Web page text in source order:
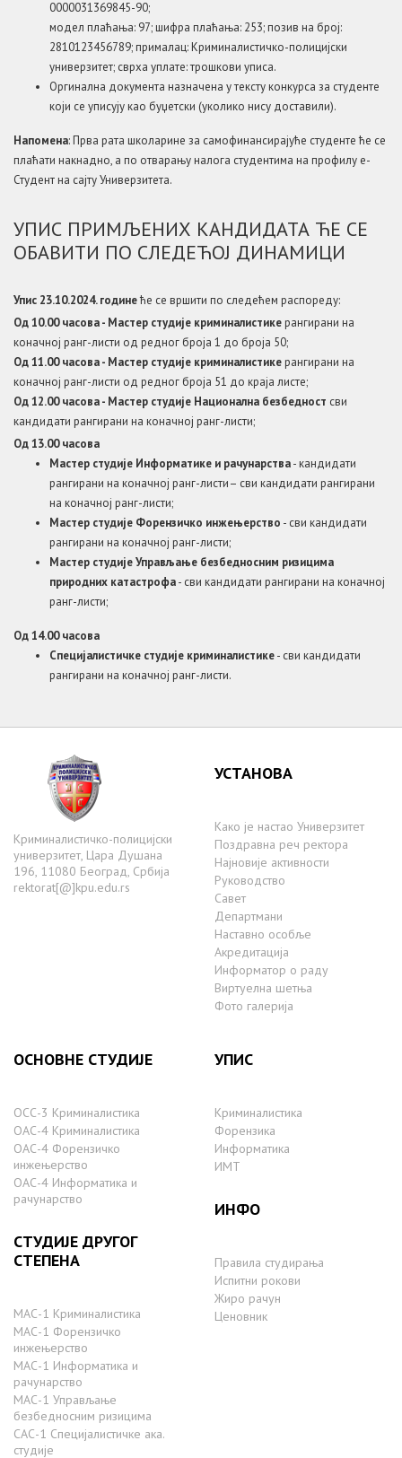
0000031369845-90;
модел плаћања: 97; шифра плаћања: 253; позив на број:
2810123456789; прималац: Криминалистичко-полицијски
универзитет; сврха уплате: трошкови уписа.
Оргинална документа назначена у тексту конкурса за студенте
који се уписују као буџетски (уколико нису доставили).
Напомена: Прва рата школарине за самофинансирајуће студенте ће се
плаћати накнадно, а по отварању налога студентима на профилу е-
Студент на сајту Универзитета.
УПИС ПРИМЉЕНИХ КАНДИДАТА ЋЕ СЕ
ОБАВИТИ ПО СЛЕДЕЋОЈ ДИНАМИЦИ
Упис 23.10.2024. годинеће се вршити по следећем распореду:
Од 10.00 часова - Мастер студије криминалистикерангирани на
коначној ранг-листи од редног броја 1 до броја 50;
Од 11.00 часова - Мастер студије криминалистикерангирани на
коначној ранг-листи од редног броја 51 до краја листе;
Од 12.00 часова - Мастер студије Национална безбедност сви
кандидати рангирани на коначној ранг-листи;
Од 13.00 часова
Мастер студије Информатике и рачунарства- кандидати
рангирани на коначној ранг-листи– сви кандидати рангирани
на коначној ранг-листи;
Мастер студије Форензичко инжењерство - сви кандидати
рангирани на коначној ранг-листи;
Мастер студије Управљање безбедносним ризицима
природних катастрофа- сви кандидати рангирани на коначној
ранг-листи;
Од 14.00 часова
Специјалистичке студије криминалистике- сви кандидати
рангирани на коначној ранг-листи.
Криминалистичко-полицијски
универзитет, Цара Душана
196, 11080 Београд, Србија
rektorat[@]kpu.edu.rs
УСТАНОВА
Како је настаo Универзитет
Поздравна реч ректора
Најновије активности
Руководство
Савет
Департмани
Наставно особље
Акредитација
Информатор о раду
Виртуелна шетња
Фото галерија
ОСНОВНЕ СТУДИЈЕ
ОСС-3 Криминалистика
ОАС-4 Криминалистика
ОАС-4 Форензичко
инжењерство
ОАС-4 Информатика и
рачунарство
СТУДИЈЕ ДРУГОГ
СТЕПЕНА
МАС-1 Криминалистика
МАС-1 Форензичко
инжењерство
МАС-1 Информатика и
рачунарство
MAС-1 Управљање
безбедносним ризицима
САС-1 Специјалистичке ака.
студије
УПИС
Криминалистика
Форензика
Информатика
ИМТ
ИНФО
Правила студирања
Испитни рокови
Жиро рачун
Ценовник